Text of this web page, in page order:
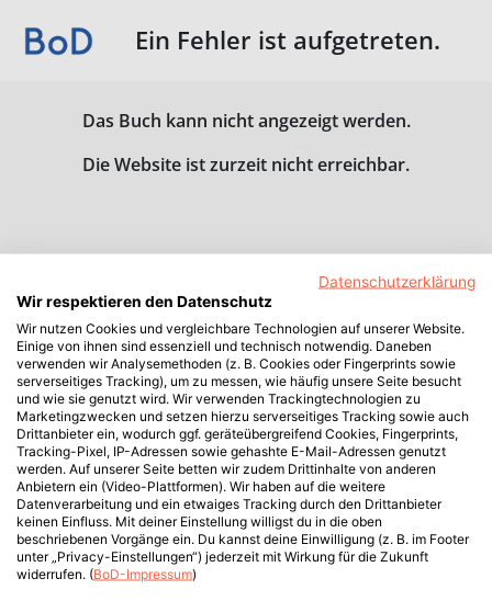
Ein Fehler ist aufgetreten.
Das Buch kann nicht angezeigt werden.
Die Website ist zurzeit nicht erreichbar.
Datenschutzerklärung
Wir respektieren den Datenschutz
Wir nutzen Cookies und vergleichbare Technologien auf unserer Website.
Einige von ihnen sind essenziell und technisch notwendig. Daneben
verwenden wir Analysemethoden (z. B. Cookies oder Fingerprints sowie
serverseitiges Tracking), um zu messen, wie häufig unsere Seite besucht
und wie sie genutzt wird. Wir verwenden Trackingtechnologien zu
Marketingzwecken und setzen hierzu serverseitiges Tracking sowie auch
Drittanbieter ein, wodurch ggf. geräteübergreifend Cookies, Fingerprints,
Tracking-Pixel, IP-Adressen sowie gehashte E-Mail-Adressen genutzt
werden. Auf unserer Seite betten wir zudem Drittinhalte von anderen
Anbietern ein (Video-Plattformen). Wir haben auf die weitere
Datenverarbeitung und ein etwaiges Tracking durch den Drittanbieter
keinen Einfluss. Mit deiner Einstellung willigst du in die oben
beschriebenen Vorgänge ein. Du kannst deine Einwilligung (z. B. im Footer
unter „Privacy-Einstellungen“) jederzeit mit Wirkung für die Zukunft
widerrufen. (BoD-Impressum)